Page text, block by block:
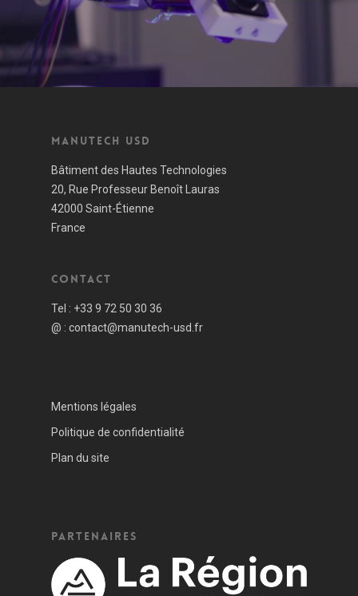
Manutech USD
Bâtiment des Hautes Technologies
20, Rue Professeur Benoît Lauras
42000 Saint-Étienne
France
Contact
Tel : +33 9 72 50 30 36
@ :contact@manutech-usd.fr
Mentions légales
Politique de confidentialité
Plan du site
Partenaires